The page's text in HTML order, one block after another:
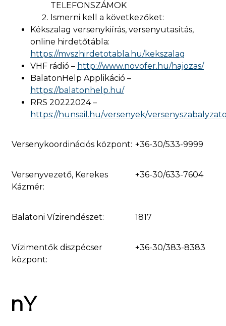
TELEFONSZÁMOK
Ismerni kell a következőket:
Kékszalag versenykiírás, versenyutasítás,
online hirdetőtábla:
https://mvszhirdetotabla.hu/kekszalag
VHF rádió – http://www.novofer.hu/hajozas/
BalatonHelp Applikáció –
https://balatonhelp.hu/
RRS 20222024 –
https://hunsail.hu/versenyek/
Versenykoordinációs központ: +36-30/533-9999
Versenyvezető, Kerekes
Kázmér:
+36-30/633-7604
Balatoni Vízirendészet: 1817
Vízimentők diszpécser
központ:
+36-30/383-8383
nY